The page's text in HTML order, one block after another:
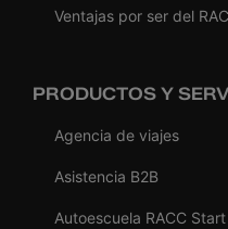
Ventajas por ser del
PRODUCTOS Y
Agencia de viajes
Asistencia B2B
Autoescuela RACC Start